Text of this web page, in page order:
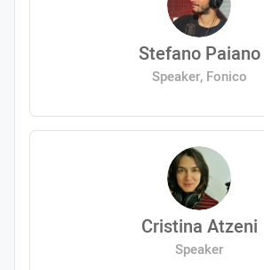
Stefano Paiano
Speaker, Fonico
Cristina Atzeni
Speaker